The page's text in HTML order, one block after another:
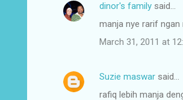
dinor's family said…
manja nye rarif ngan
March 31, 2011 at
Suzie maswar said…
rafiq lebih manja